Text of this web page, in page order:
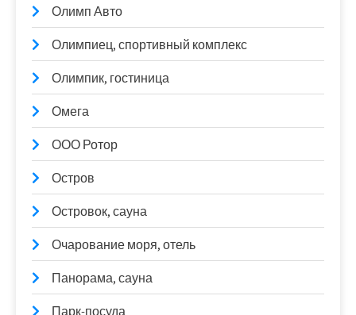
Олимп Авто
Олимпиец, спортивный комплекс
Олимпик, гостиница
Омега
ООО Ротор
Остров
Островок, сауна
Очарование моря, отель
Панорама, сауна
Парк-посуда